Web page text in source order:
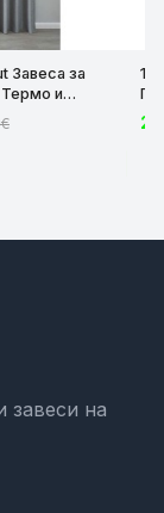
Завеса за
и
с коланче
и
завеси на